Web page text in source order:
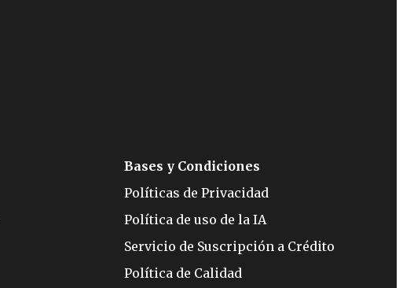
Bases y Condiciones
Políticas de Privacidad
Política de uso de la IA
Servicio de Suscripción a Crédito
Política de Calidad